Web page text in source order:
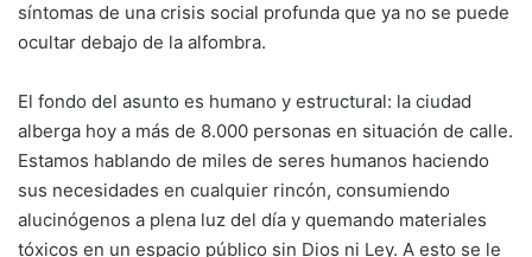
síntomas de una crisis social profunda que ya no se puede
ocultar debajo de la alfombra.
El fondo del asunto es humano y estructural: la ciudad
alberga hoy a más de 8.000 personas en situación de calle.
Estamos hablando de miles de seres humanos haciendo
sus necesidades en cualquier rincón, consumiendo
alucinógenos a plena luz del día y quemando materiales
tóxicos en un espacio público sin Dios ni Ley. A esto se le